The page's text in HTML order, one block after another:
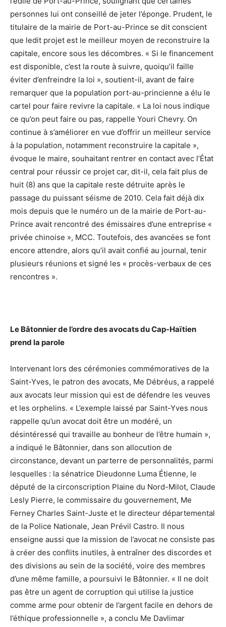
personnes lui ont conseillé de jeter l’éponge. Prudent, le
titulaire de la mairie de Port-au-Prince se dit conscient
que ledit projet est le meilleur moyen de reconstruire la
capitale, encore sous les décombres. « Si le financement
est disponible, c’est la route à suivre, quoiqu’il faille
éviter d’enfreindre la loi », soutient-il, avant de faire
remarquer que la population port-au-princienne a élu le
cartel pour faire revivre la capitale. « La loi nous indique
ce qu’on peut faire ou pas, rappelle Youri Chevry. On
continue à s’améliorer en vue d’offrir un meilleur service
à la population, notamment reconstruire la capitale »,
évoque le maire, souhaitant rentrer en contact avec l’État
central pour réussir ce projet car, dit-il, cela fait plus de
huit (8) ans que la capitale reste détruite après le
passage du puissant séisme de 2010. Cela fait déjà dix
mois depuis que le numéro un de la mairie de Port-au-
Prince avait rencontré des émissaires d’une entreprise «
privée chinoise », MCC. Toutefois, des avancées se font
encore attendre, alors qu’il avait confié au journal, tenir
plusieurs réunions et signé les « procès-verbaux de ces
rencontres ».
Le Bâtonnier de l’ordre des avocats du Cap-Haïtien
prend la parole
Intervenant lors des cérémonies commémoratives de la
Saint-Yves, le patron des avocats, Me Débréus, a rappelé
aux avocats leur mission qui est de défendre les veuves
et les orphelins. « L’exemple laissé par Saint-Yves nous
rappelle qu’un avocat doit être un modéré, un
désintéressé qui travaille au bonheur de l’être humain »,
a indiqué le Bâtonnier, dans son allocution de
circonstance, devant un parterre de personnalités, parmi
lesquelles : la sénatrice Dieudonne Luma Étienne, le
député de la circonscription Plaine du Nord-Milot, Claude
Lesly Pierre, le commissaire du gouvernement, Me
Ferney Charles Saint-Juste et le directeur départemental
de la Police Nationale, Jean Prévil Castro. Il nous
enseigne aussi que la mission de l’avocat ne consiste pas
à créer des conflits inutiles, à entraîner des discordes et
des divisions au sein de la société, voire des membres
d’une même famille, a poursuivi le Bâtonnier. « Il ne doit
pas être un agent de corruption qui utilise la justice
comme arme pour obtenir de l’argent facile en dehors de
l’éthique professionnelle », a conclu Me Davlimar